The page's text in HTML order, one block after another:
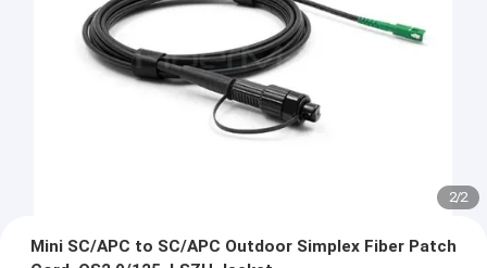
2/2
Mini SC/APC to SC/APC Outdoor Simplex Fiber Patch